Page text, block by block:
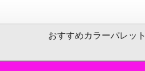
おすすめカラーパレット